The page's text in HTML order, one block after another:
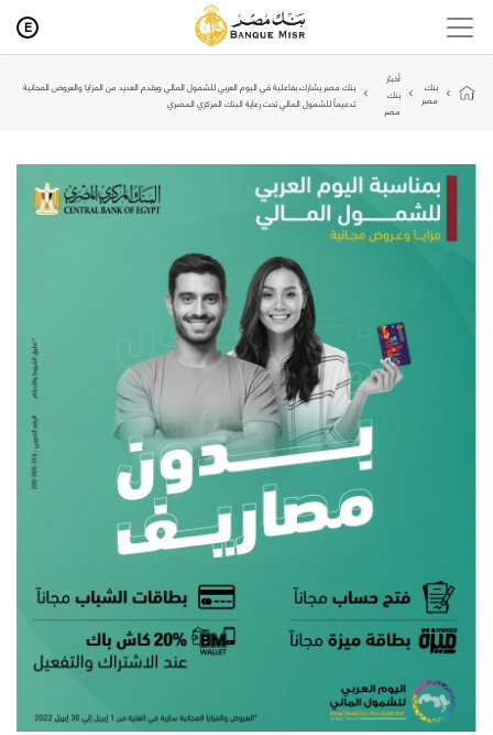
E
بنك
مصر
أخبار
بنك
مصر
بنك مصر يشارك بفاعلية في اليوم العربي للشمول المالي ويقدم العديد من المزايا والعروض المجانية
تدعيماً للشمول المالي تحت رعاية البنك المركزي المصري